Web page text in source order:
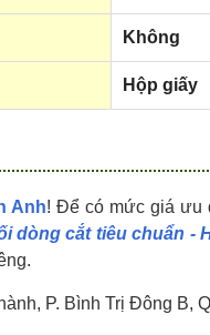
Ms.Châu
Không
Hộp giấy
Anh! Để có mức giá ưu
dòng cắt tiêu chuẩn -
P. Bình Trị Đông B,